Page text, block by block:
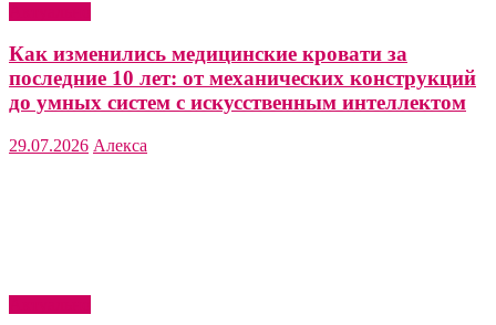
Как изменились медицинские кровати за
последние 10 лет: от механических конструкций
до умных систем с искусственным интеллектом
29.07.2026 Алекса